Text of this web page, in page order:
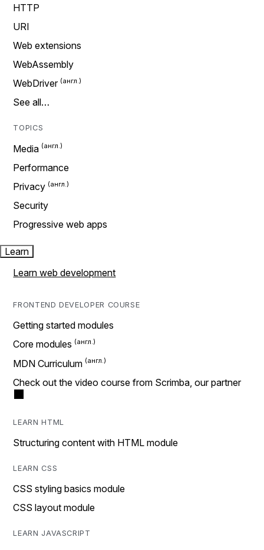
HTTP
URI
Web extensions
WebAssembly
WebDriver
See all…
TOPICS
Media
Performance
Privacy
Security
Progressive web apps
Learn
Learn web development
FRONTEND DEVELOPER COURSE
Getting started modules
Core modules
MDN Curriculum
Check out the video course from Scrimba, our partner
LEARN HTML
Structuring content with HTML module
LEARN CSS
CSS styling basics module
CSS layout module
LEARN JAVASCRIPT